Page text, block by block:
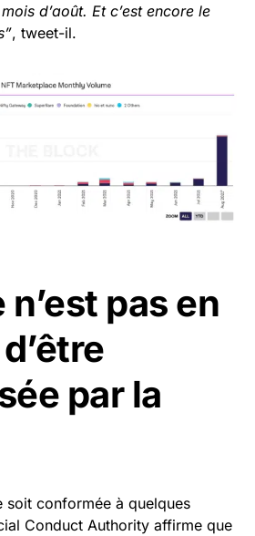
d’août. Et c’est encore le
, tweet-il.
pas en
par la
soit conformée à quelques
Conduct Authority affirme que